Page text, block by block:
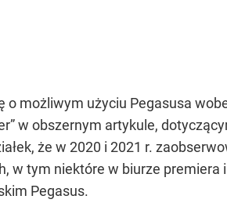
o możliwym użyciu Pegasusa
w obszernym artykule,
że w 2020 i 2021 r.
w tym niektóre w biurze
Pegasus.